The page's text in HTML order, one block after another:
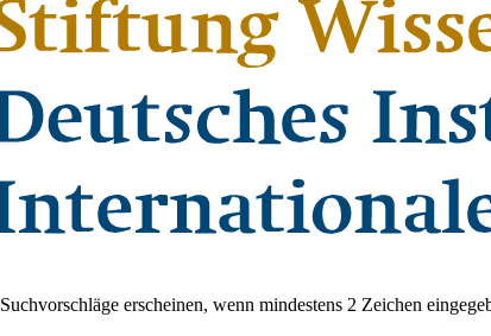
Suchvorschläge erscheinen, wenn mindestens 2 Zeichen